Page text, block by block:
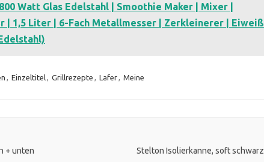
Watt Glas Edelstahl | Smoothie Maker | Mixer |
| 1,5 Liter | 6-Fach Metallmesser | Zerkleinerer | Eiweiß
, Einzeltitel, Grillrezepte , Lafer, Meine
+ unten
Stelton Isolierkanne, soft schwarz